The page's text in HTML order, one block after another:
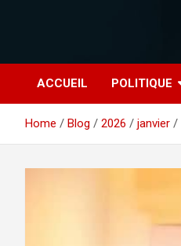
ACCUEIL POLITIQUE
Home Blog 2026 janvier